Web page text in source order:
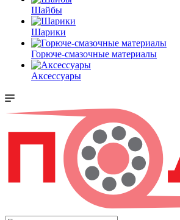
Шайбы
Шарики
Горюче-смазочные материалы
Аксессуары